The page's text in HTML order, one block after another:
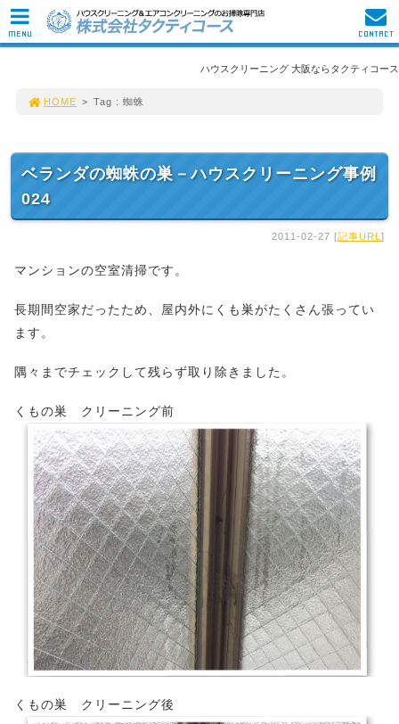
ハウスクリーニング 大阪ならタクティコース
HOME > Tag : 蜘蛛
ベランダの蜘蛛の巣－ハウスクリーニング事例
024
2011-02-27 [記事URL ]
マンションの空室清掃です。
長期間空家だったため、屋内外にくも巣がたくさん張ってい
ます。
隅々までチェックして残らず取り除きました。
くもの巣 クリーニング前
くもの巣 クリーニング後
MENU CONTACT